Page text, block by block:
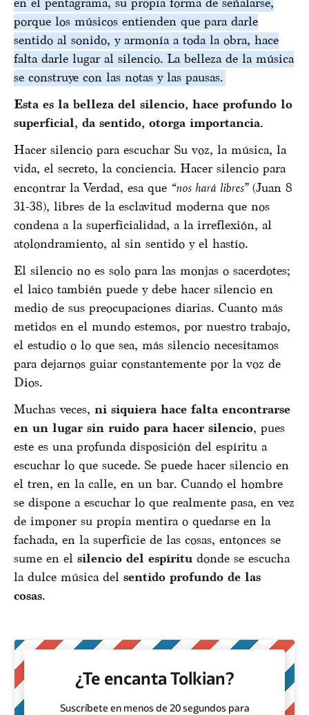
en el pentagrama, su propia forma de señalarse,
porque los músicos entienden que para darle
sentido al sonido, y armonía a toda la obra, hace
falta darle lugar al silencio. La belleza de la música
se construye con las notas y las pausas.
Esta es la belleza del silencio, hace profundo lo
superficial, da sentido, otorga importancia.
Hacer silencio para escuchar Su voz, la música, la
vida, el secreto, la conciencia. Hacer silencio para
encontrar la Verdad, esa que “nos hará libres”(Juan 8
31-38), libres de la esclavitud moderna que nos
condena a la superficialidad, a la irreflexión, al
atolondramiento, al sin sentido y el hastío.
El silencio no es solo para las monjas o sacerdotes;
el laico también puede y debe hacer silencio en
medio de sus preocupaciones diarias. Cuanto más
metidos en el mundo estemos, por nuestro trabajo,
el estudio o lo que sea, más silencio necesitamos
para dejarnos guiar constantemente por la voz de
Dios.
Muchas veces, ni siquiera hace falta encontrarse
en un lugar sin ruido para hacer silencio, pues
este es una profunda disposición del espíritu a
escuchar lo que sucede. Se puede hacer silencio en
el tren, en la calle, en un bar. Cuando el hombre
se dispone a escuchar lo que realmente pasa, en vez
de imponer su propia mentira o quedarse en la
fachada, en la superficie de las cosas, entonces se
sume en el silencio del espíritu donde se escucha
la dulce música del sentido profundo de las
cosas.
¿Te encanta Tolkian?
Suscríbete en menos de 20 segundos para